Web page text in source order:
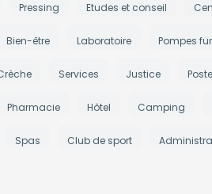
Pressing Etudes et conseil
Bien-être Laboratoire Pompes
Services Justice Poste
Pharmacie Hôtel Camping
Spas Club de sport